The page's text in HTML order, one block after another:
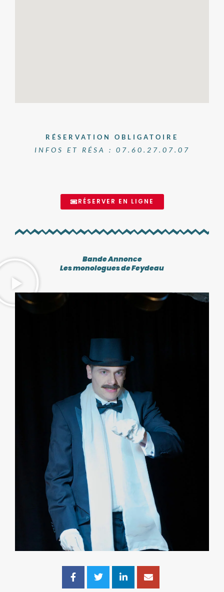
RÉSERVATION OBLIGATOIRE
INFOS ET RÉSA : 07.60.27.07.07
RÉSERVER EN LIGNE
Bande Annonce
Les monologues de Feydeau